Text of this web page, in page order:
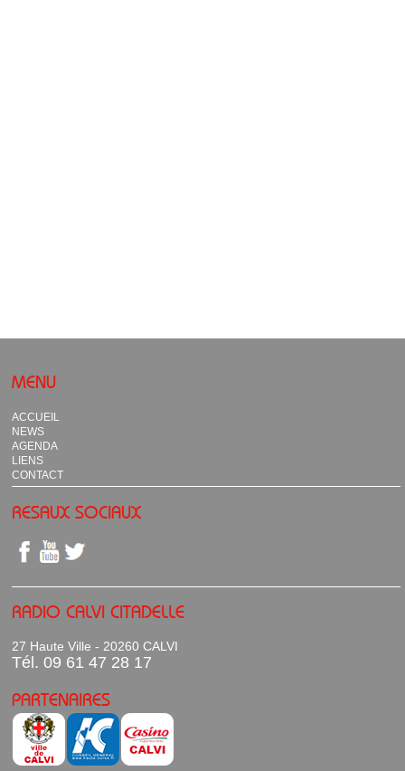
MENU
ACCUEIL
NEWS
AGENDA
LIENS
CONTACT
RESAUX SOCIAUX
RADIO CALVI CITADELLE
27 Haute Ville - 20260 CALVI
Tél. 09 61 47 28 17
PARTENAIRES